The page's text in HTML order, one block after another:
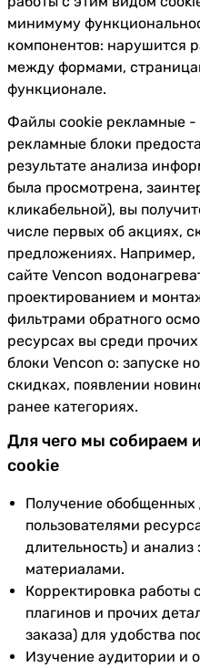
минимуму
компонентов: нарушится
между формами,
функционале.
Файлы cookie рекламные -
рекламные блоки
результате анализа
была просмотрена,
кликабельной), вы
числе первых об акциях,
предложениях. Например,
сайте Vencon
проектированием и
фильтрами обратного
ресурсах вы среди
блоки Vencon о: запуске
скидках, появлении
ранее категориях.
Для чего мы собираем
cookie
Получение
пользователями
длительность) и
материалами.
Корректировка работы
плагинов и прочих
заказа) для удобства
Изучение аудитории и